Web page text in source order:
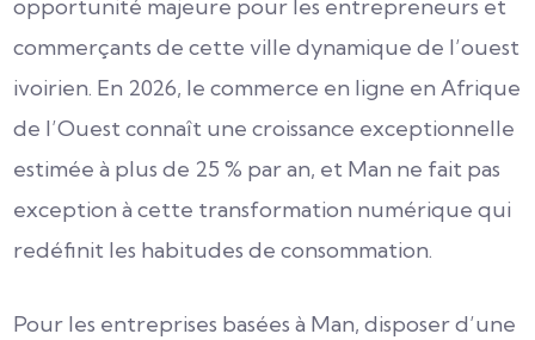
opportunité majeure pour les entrepreneurs et
commerçants de cette ville dynamique de l’ouest
ivoirien. En 2026, le commerce en ligne en Afrique
de l’Ouest connaît une croissance exceptionnelle
estimée à plus de 25 % par an, et Man ne fait pas
exception à cette transformation numérique qui
redéfinit les habitudes de consommation.
Pour les entreprises basées à Man, disposer d’une